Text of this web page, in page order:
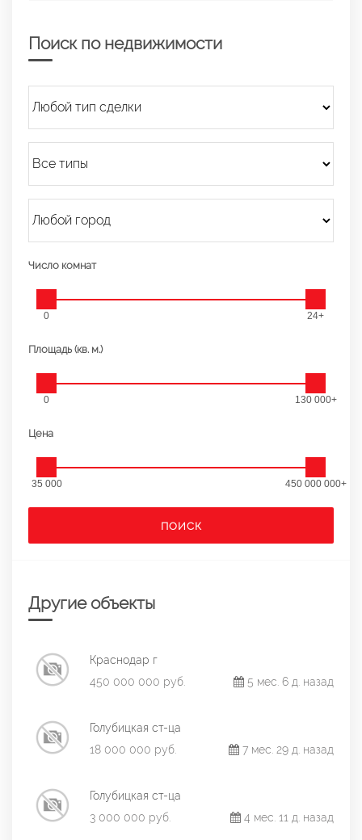
Поиск по недвижимости
Число комнат
0 24+
Площадь (кв. м.)
0 130 000+
Цена
35 000 450 000 000+
ПОИСК
Другие объекты
Краснодар г
450 000 000 руб.
5 мес. 6 д. назад
Голубицкая ст-ца
18 000 000 руб.
7 мес. 29 д. назад
Голубицкая ст-ца
3 000 000 руб.
4 мес. 11 д. назад